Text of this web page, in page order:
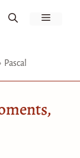
Pascal
Menu